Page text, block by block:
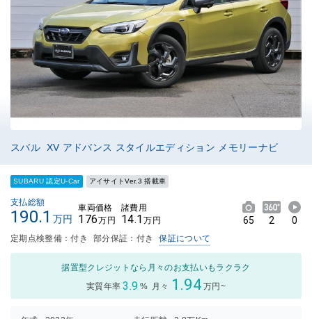
スバル XV アドバンス スタイルエディション メモリーナビ
SUBARU 認定U-Car アイサイトVer.3 搭載車
支払総額
190.1 万円
車両価格
176万円
諸費用
14.1 万円 65 2 0
定期点検整備：付き 部分保証：付き 保証について
据置型クレジットなら月々のお支払いもラクラク
実質年率 3.9 % 月々 1.94 万円~